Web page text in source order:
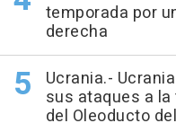
temporada por
derecha
Ucrania.-
sus ataques a
del Oleoducto